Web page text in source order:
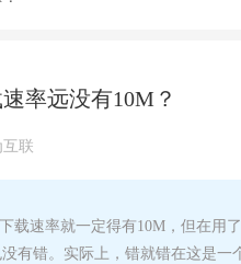
率远没有10M？
互联
速率就一定得有10M，但在用
有错。实际上，错就错在这是一